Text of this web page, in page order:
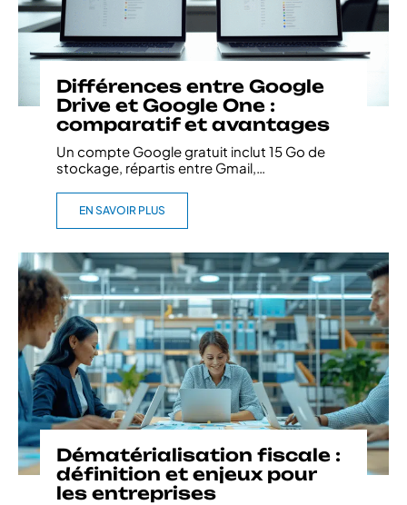
Différences entre Google
Drive et Google One :
comparatif et avantages
Un compte Google gratuit inclut 15 Go de
stockage, répartis entre Gmail,
EN SAVOIR PLUS
Dématérialisation fiscale :
définition et enjeux pour
les entreprises